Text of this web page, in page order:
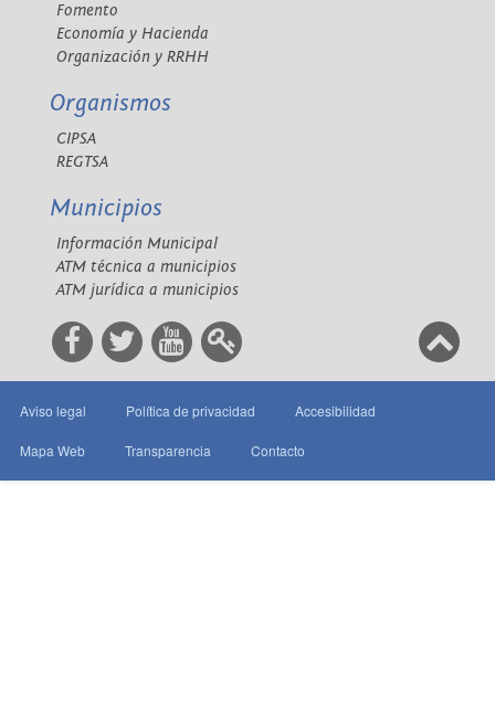
Fomento
Economía y Hacienda
Organización y RRHH
Organismos
CIPSA
REGTSA
Municipios
Información Municipal
ATM técnica a municipios
ATM jurídica a municipios
Aviso legal Política de privacidad Accesibilidad
Mapa Web Transparencia Contacto